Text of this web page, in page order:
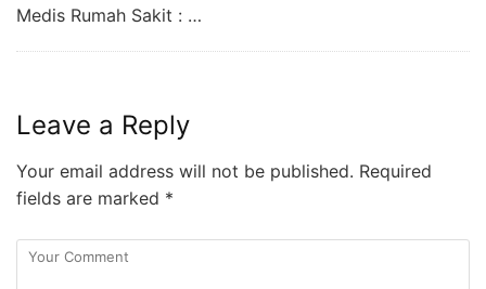
Medis Rumah Sakit : …
Leave a Reply
Your email address will not be published. Required
fields are marked *